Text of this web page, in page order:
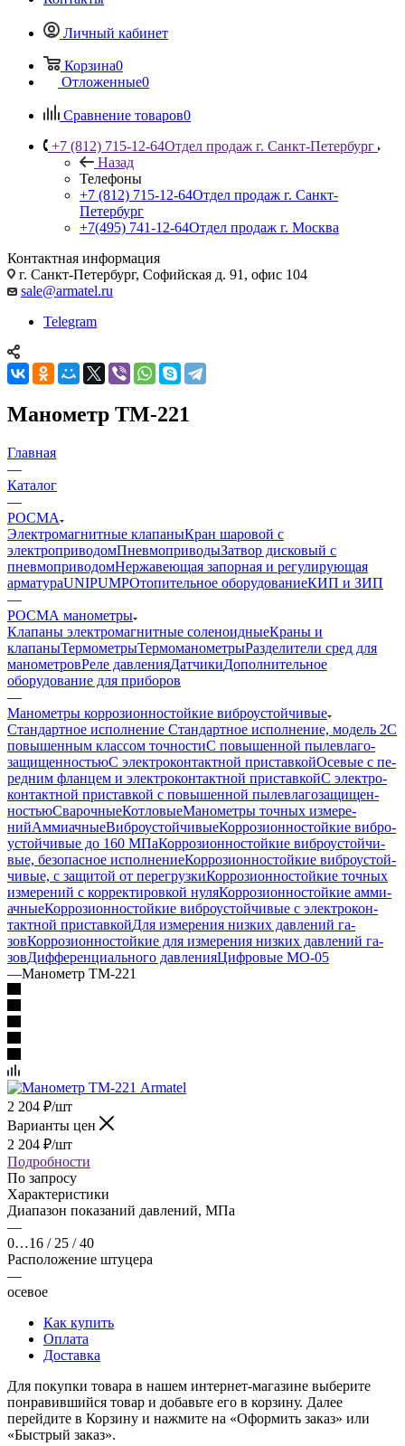
Личный кабинет
Корзина0
Отложенные0
Сравнение товаров0
+7 (812) 715-12-64Отдел продаж г. Санкт-Петербург
Назад
Телефоны
+7 (812) 715-12-64Отдел продаж г. Санкт-
Петербург
+7(495) 741-12-64Отдел продаж г. Москва
Контактная информация
г. Санкт-Петербург, Софийская д. 91, офис 104
sale@armatel.ru
Telegram
Манометр ТМ-221
Главная
—
Каталог
—
РОСМА
Электромагнитные клапаныКран шаровой с
электроприводомПневмоприводыЗатвор дисковый с
пневмоприводомНержавеющая запорная и регулирующая
арматураUNIPUMPОтопительное оборудованиеКИП и ЗИП
—
РОСМА манометры
Клапаны электромагнитные соленоидныеКраны и
клапаныТермометрыТермоманометрыРазделители сред для
манометровРеле давленияДатчикиДополнительное
оборудование для приборов
—
Манометры кор­ро­зи­он­но­стой­кие виб­ро­ус­той­чи­вые
Стандартное исполнение Стандартное исполнение, модель 2С
по­вы­шен­ным клас­сом точностиС по­вы­шен­ной пы­ле­вла­го­
защи­щен­ностьюС элек­тро­кон­такт­ной при­став­койОсе­вые с пе­
ред­ним флан­цем и элек­тро­кон­такт­ной приставкойС элек­тро­
контакт­ной при­став­кой с по­вы­шен­ной пыле­вла­го­за­щи­щен­
ностьюСварочныеКотловыеМанометры точ­ных изме­ре­
нийАммиачныеВиб­ро­ус­той­чи­выеКор­ро­зи­он­но­стой­кие виб­ро­
ус­той­чи­вые до 160 МПаКор­ро­зи­он­но­стой­кие виб­ро­ус­той­чи­
вые, бе­зо­пас­ное ис­пол­не­ниеКор­ро­зи­он­но­стой­кие виб­ро­ус­той­
чи­вые, с за­щи­той от пе­ре­груз­киКор­ро­зи­он­но­стой­кие точ­ных
изме­ре­ний с кор­рек­ти­ров­кой нуляКор­ро­зи­он­но­стой­кие ам­ми­
ач­ныеКор­ро­зи­он­но­стой­кие виб­ро­ус­той­чи­вые с элек­тро­кон­
такт­ной при­став­койДля изме­ре­ния низ­ких дав­ле­ний га­
зовКор­ро­зи­он­но­стой­кие для изме­ре­ния низ­ких дав­ле­ний га­
зовДиф­фе­рен­ци­аль­но­го дав­ле­нияЦиф­ро­вые МО-05
—Манометр ТМ-221
2 204 ₽/шт
Варианты цен
2 204 ₽/шт
Подробности
По запросу
Характеристики
Диапазон показаний давлений, МПа
—
0…16 / 25 / 40
Расположение штуцера
—
осевое
Как купить
Оплата
Доставка
Для покупки товара в нашем интернет-магазине выберите
понравившийся товар и добавьте его в корзину. Далее
перейдите в Корзину и нажмите на «Оформить заказ» или
«Быстрый заказ».